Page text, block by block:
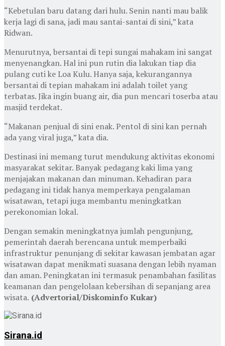
“Kebetulan baru datang dari hulu. Senin nanti mau balik
kerja lagi di sana, jadi mau santai-santai di sini,” kata
Ridwan.
Menurutnya, bersantai di tepi sungai mahakam ini sangat
menyenangkan. Hal ini pun rutin dia lakukan tiap dia
pulang cuti ke Loa Kulu. Hanya saja, kekurangannya
bersantai di tepian mahakam ini adalah toilet yang
terbatas. Jika ingin buang air, dia pun mencari toserba atau
masjid terdekat.
“Makanan penjual di sini enak. Pentol di sini kan pernah
ada yang viral juga,” kata dia.
Destinasi ini memang turut mendukung aktivitas ekonomi
masyarakat sekitar. Banyak pedagang kaki lima yang
menjajakan makanan dan minuman. Kehadiran para
pedagang ini tidak hanya memperkaya pengalaman
wisatawan, tetapi juga membantu meningkatkan
perekonomian lokal.
Dengan semakin meningkatnya jumlah pengunjung,
pemerintah daerah berencana untuk memperbaiki
infrastruktur penunjang di sekitar kawasan jembatan agar
wisatawan dapat menikmati suasana dengan lebih nyaman
dan aman. Peningkatan ini termasuk penambahan fasilitas
keamanan dan pengelolaan kebersihan di sepanjang area
wisata. (Advertorial/Diskominfo Kukar)
Sirana.id